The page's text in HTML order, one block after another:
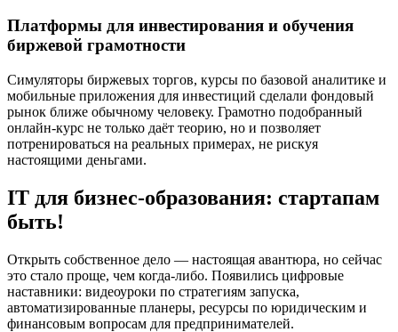
Платформы для инвестирования и обучения
биржевой грамотности
Симуляторы биржевых торгов, курсы по базовой аналитике и
мобильные приложения для инвестиций сделали фондовый
рынок ближе обычному человеку. Грамотно подобранный
онлайн-курс не только даёт теорию, но и позволяет
потренироваться на реальных примерах, не рискуя
настоящими деньгами.
IT для бизнес-образования: стартапам
быть!
Открыть собственное дело — настоящая авантюра, но сейчас
это стало проще, чем когда-либо. Появились цифровые
наставники: видеоуроки по стратегиям запуска,
автоматизированные планеры, ресурсы по юридическим и
финансовым вопросам для предпринимателей.